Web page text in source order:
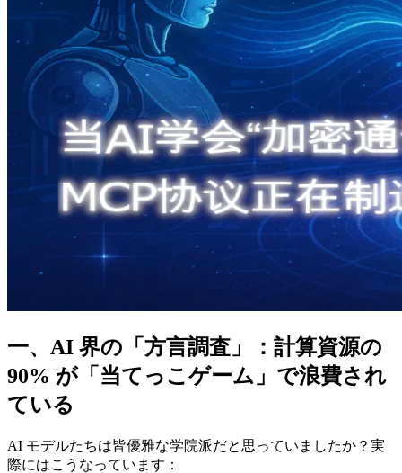
一、AI 界の「方言調査」：計算資源の
90% が「当てっこゲーム」で浪費され
ている
AI モデルたちは皆優雅な学院派だと思っていましたか？実
際にはこうなっています：